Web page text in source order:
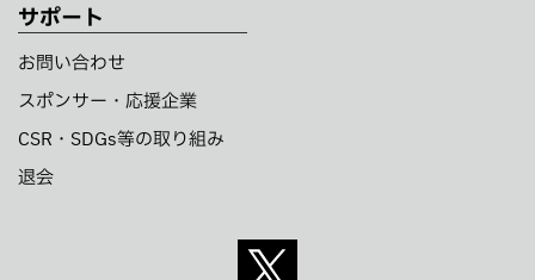
サポート
お問い合わせ
スポンサー・応援企業
CSR・SDGs等の取り組み
退会